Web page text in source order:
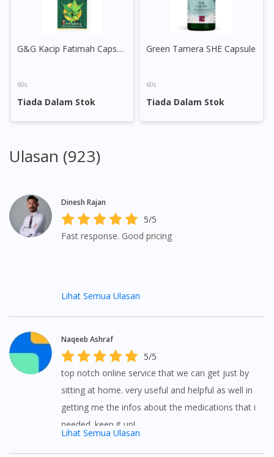
G&G Kacip Fatimah Capsule
60s
Tiada Dalam Stok
Green Tamera SHE Capsule
60s
Tiada Dalam Stok
Ulasan (923)
Dinesh Rajan
5/5
Fast response. Good pricing
Lihat Semua Ulasan
Naqeeb Ashraf
5/5
top notch online service that we can get just by
sitting at home. very useful and helpful as well in
getting me the infos about the medications that i
needed. keep it up!
Lihat Semua Ulasan